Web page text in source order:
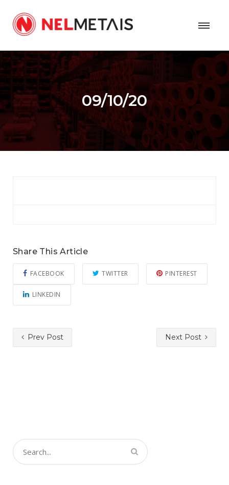
09/10/20
Share This Article
FACEBOOK TWITTER PINTEREST
LINKEDIN
Prev Post Next Post